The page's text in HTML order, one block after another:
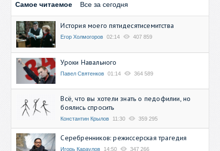
Самое читаемое Все за сегодня
История моего пятидесятисемитства
Егор Холмогоров 02:14 407 859
Уроки Навального
Павел Святенков 01:14 364 589
Всё, что вы хотели знать о педофилии, но
боялись спросить
Константин Крылов 11:30 359 295
Серебренников: режиссерская трагедия
Игорь Караулов 14:50 347 266